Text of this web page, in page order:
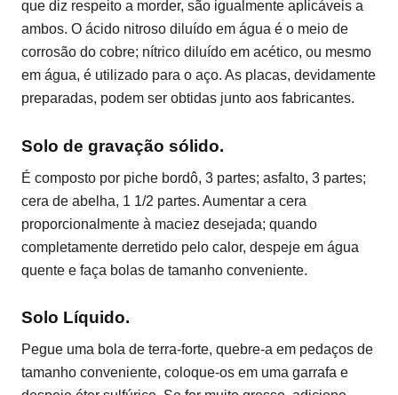
que diz respeito a morder, são igualmente aplicáveis ​​a
ambos. O ácido nitroso diluído em água é o meio de
corrosão do cobre; nítrico diluído em acético, ou mesmo
em água, é utilizado para o aço. As placas, devidamente
preparadas, podem ser obtidas junto aos fabricantes.
Solo de gravação sólido.
É composto por piche bordô, 3 partes; asfalto, 3 partes;
cera de abelha, 1 1/2 partes. Aumentar a cera
proporcionalmente à maciez desejada; quando
completamente derretido pelo calor, despeje em água
quente e faça bolas de tamanho conveniente.
Solo Líquido.
Pegue uma bola de terra-forte, quebre-a em pedaços de
tamanho conveniente, coloque-os em uma garrafa e